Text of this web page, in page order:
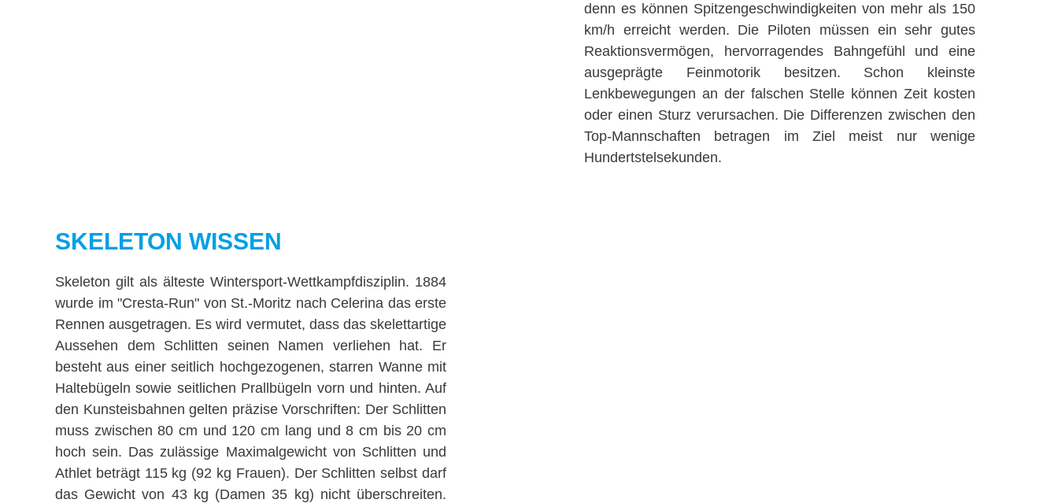
denn es können Spitzengeschwindigkeiten von mehr als 150
km/h erreicht werden. Die Piloten müssen ein sehr gutes
Reaktionsvermögen, hervorragendes Bahngefühl und eine
ausgeprägte Feinmotorik besitzen. Schon kleinste
Lenkbewegungen an der falschen Stelle können Zeit kosten
oder einen Sturz verursachen. Die Differenzen zwischen den
Top-Mannschaften betragen im Ziel meist nur wenige
Hundertstelsekunden.
SKELETON WISSEN
Skeleton gilt als älteste Wintersport-Wettkampfdisziplin. 1884
wurde im "Cresta-Run" von St.-Moritz nach Celerina das erste
Rennen ausgetragen. Es wird vermutet, dass das skelettartige
Aussehen dem Schlitten seinen Namen verliehen hat. Er
besteht aus einer seitlich hochgezogenen, starren Wanne mit
Haltebügeln sowie seitlichen Prallbügeln vorn und hinten. Auf
den Kunsteisbahnen gelten präzise Vorschriften: Der Schlitten
muss zwischen 80 cm und 120 cm lang und 8 cm bis 20 cm
hoch sein. Das zulässige Maximalgewicht von Schlitten und
Athlet beträgt 115 kg (92 kg Frauen). Der Schlitten selbst darf
das Gewicht von 43 kg (Damen 35 kg) nicht überschreiten.